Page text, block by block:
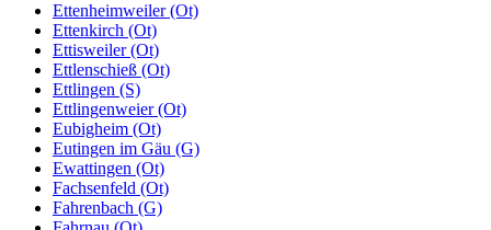
Ettenheimweiler (Ot)
Ettenkirch (Ot)
Ettisweiler (Ot)
Ettlenschieß (Ot)
Ettlingen (S)
Ettlingenweier (Ot)
Eubigheim (Ot)
Eutingen im Gäu (G)
Ewattingen (Ot)
Fachsenfeld (Ot)
Fahrenbach (G)